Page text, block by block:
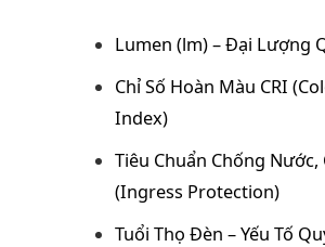
Lumen (lm) – Đại Lượng
Chỉ Số Hoàn Màu CRI
Index)
Tiêu Chuẩn Chống Nước,
(Ingress Protection)
Tuổi Thọ Đèn – Yếu Tố